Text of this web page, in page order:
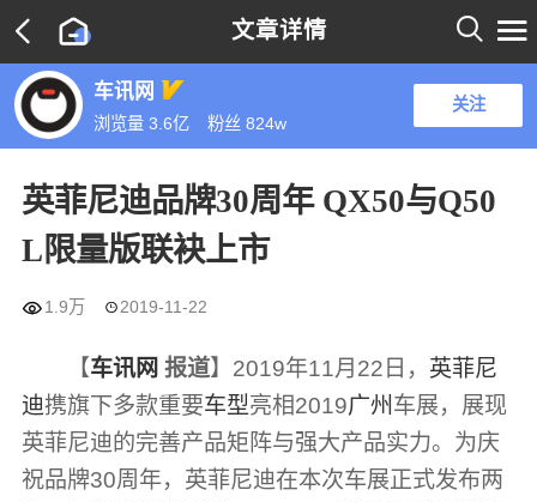
文章详情  
车讯网
浏览量 3.6亿 粉丝 824w
关注
英菲尼迪品牌30周年 QX50与Q50
L限量版联袂上市
1.9万  2019-11-22
【车讯网 报道】2019年11月22日， 英菲尼
迪携旗下多款重要车型亮相2019广州 车展，展现
英菲尼迪的完善产品矩阵与强大产品实力。为庆
祝品牌30周年，英菲尼迪在本次车展正式发布两